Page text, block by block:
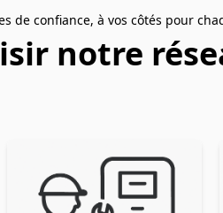
de confiance, à vos côtés pour
notre